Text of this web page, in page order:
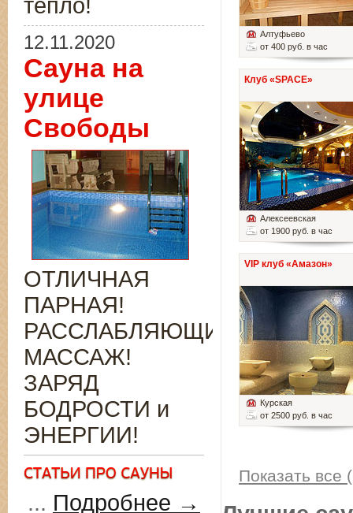
Алтуфьево
от 400 руб. в час
Клуб «SPACE»
Алексеевская
от 1900 руб. в час
VIP клуб «Амазон»
Курская
от 2500 руб. в час
Показать все
тепло!
12.11.2020
Сауна на
улице
Свободы
ОТЛИЧНАЯ
ПАРНАЯ!
РАССЛАБЛЯЮЩИЙ
МАССАЖ!
ЗАРЯД
БОДРОСТИ и
ЭНЕРГИИ!
... Подробнее →